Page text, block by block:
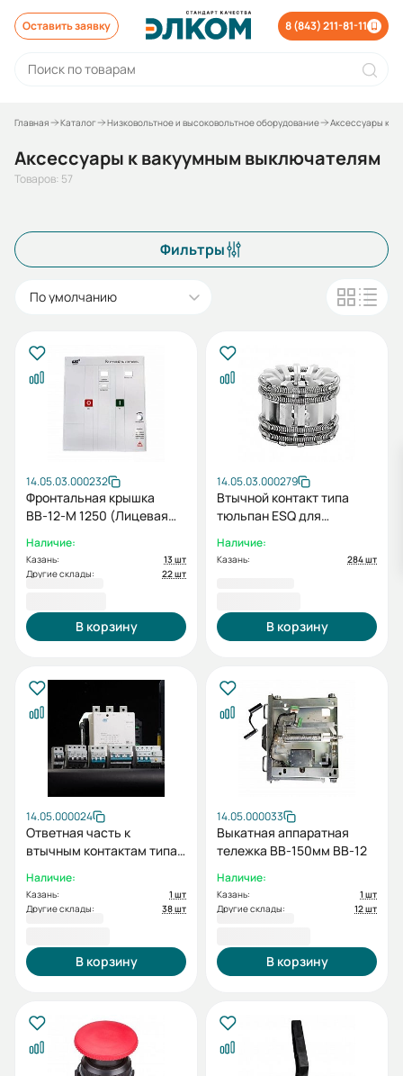
Оставить заявку 8 (843) 211-81-11
Главная Каталог Низковольтное и высоковольтное оборудование Аксессуары к
Аксессуары к вакуумным выключателям
Товаров: 57
Фильтры
По умолчанию
14.05.03.000232
Фронтальная крышка
ВВ-12-М 1250 (Лицевая
1600А)
Наличие:
Казань:
13 шт
Другие склады:
22 шт
В корзину
14.05.03.000279
Втычной контакт типа
тюльпан ESQ для
630/1250А, 25кА, 24
ламели)
Наличие:
Казань: 284 шт
В корзину
14.05.000024
Ответная часть к
втычным контактам типа
ВВ(D)-12/630 (Изоляция
неподвижного контакта
Наличие:
Казань:
1 шт
Другие склады:
38 шт
В корзину
14.05.000033
Выкатная аппаратная
тележка ВВ-150мм ВВ-12
Наличие:
Казань:
1 шт
Другие склады:
12 шт
В корзину